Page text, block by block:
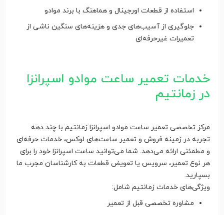
استفاده از قطعات اورجینال و هماهنگ با برند موادو
جلوگیری از آسیب‌های جدی و هزینه‌های سنگین ناشی از
تعمیرات غیرحرفه‌ای
خدمات تعمیر ساعت موادو اسپرانزا
در زمانتیم
مرکز تخصصی تعمیر ساعت موادو اسپرانزا زمانتیم با چند دهه
تجربه در زمینه فروش و تعمیر ساعت‌های لوکس، خدمات حرفه‌ای
و مطمئنی ارائه می‌دهد. شما می‌توانید ساعت اسپرانزا خود را برای
هر نوع تعمیر، سرویس یا تعویض قطعات به کارشناسان مجرب ما
بسپارید.
ویژگی‌های خدمات زمانتیم شامل:
مشاوره تخصصی قبل از تعمیر